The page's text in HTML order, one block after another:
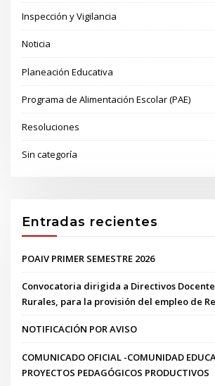
Inspección y Vigilancia
Noticia
Planeación Educativa
Programa de Alimentación Escolar (PAE)
Resoluciones
Sin categoría
Entradas recientes
POAIV PRIMER SEMESTRE 2026
Convocatoria dirigida a Directivos
Rurales, para la provisión del empleo de
NOTIFICACIÓN POR AVISO
COMUNICADO OFICIAL -COMUNIDAD
PROYECTOS PEDAGÓGICOS PRODUCTIVOS